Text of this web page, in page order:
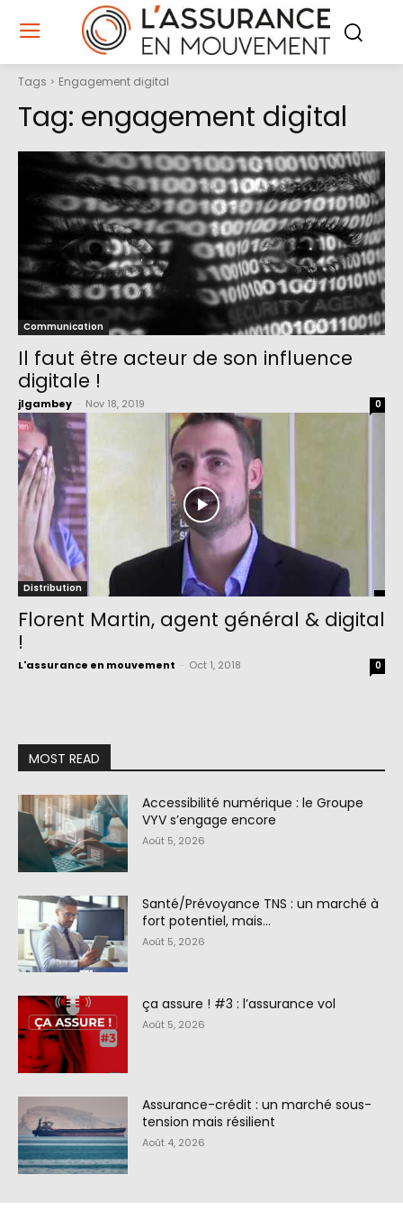
Tags Engagement digital
Tag: engagement digital
Communication
Il faut être acteur de son influence
digitale !
jlgambey Nov 18, 2019 0
Distribution
Florent Martin, agent général & digital
!
L'assurance en mouvement Oct 1, 2018 0
MOST READ
Accessibilité numérique : le Groupe
VYV s’engage encore
Août 5, 2026
Santé/Prévoyance TNS : un marché à
fort potentiel, mais…
Août 5, 2026
ça assure ! #3 : l’assurance vol
Août 5, 2026
Assurance-crédit : un marché sous-
tension mais résilient
Août 4, 2026